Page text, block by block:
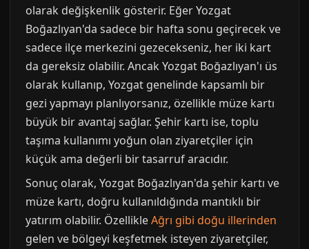
olarak değişkenlik gösterir. Eğer Yozgat
Boğazlıyan'da sadece bir hafta sonu geçirecek ve
sadece ilçe merkezini gezecekseniz, her iki kart
da gereksiz olabilir. Ancak Yozgat Boğazlıyan'ı üs
olarak kullanıp, Yozgat genelinde kapsamlı bir
gezi yapmayı planlıyorsanız, özellikle müze kartı
büyük bir avantaj sağlar. Şehir kartı ise, toplu
taşıma kullanımı yoğun olan ziyaretçiler için
küçük ama değerli bir tasarruf aracıdır.
Sonuç olarak, Yozgat Boğazlıyan'da şehir kartı ve
müze kartı, doğru kullanıldığında mantıklı bir
yatırım olabilir. ÖzellikleAğrı gibi doğu illerinden
gelen ve bölgeyi keşfetmek isteyen ziyaretçiler,